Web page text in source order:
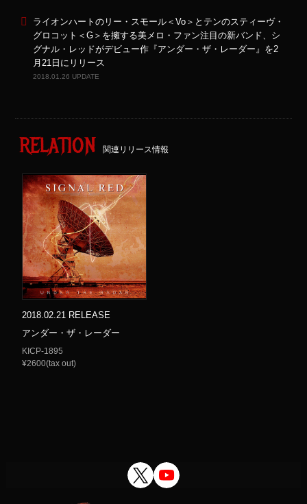
ライオンハートのリー・スモール＜Vo＞とテンのスティーヴ・
グロコット＜G＞を擁する美メロ・ファン注目の新バンド、シ
グナル・レッドがデビュー作『アンダー・ザ・レーダー』を2
月21日にリリース
2018.01.26 UPDATE
RELATION 関連リリース情報
2018.02.21 RELEASE
アンダー・ザ・レーダー
KICP-1895
¥2600(tax out)